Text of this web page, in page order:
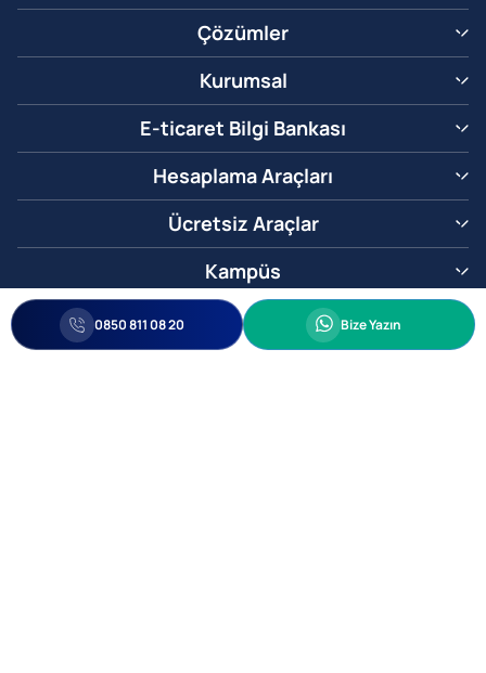
Çözümler
Kurumsal
E-ticaret Bilgi Bankası
Hesaplama Araçları
Ücretsiz Araçlar
Kampüs
0850 811 08 20 Whatsapp
Bize Yazın
0850 811 08 20